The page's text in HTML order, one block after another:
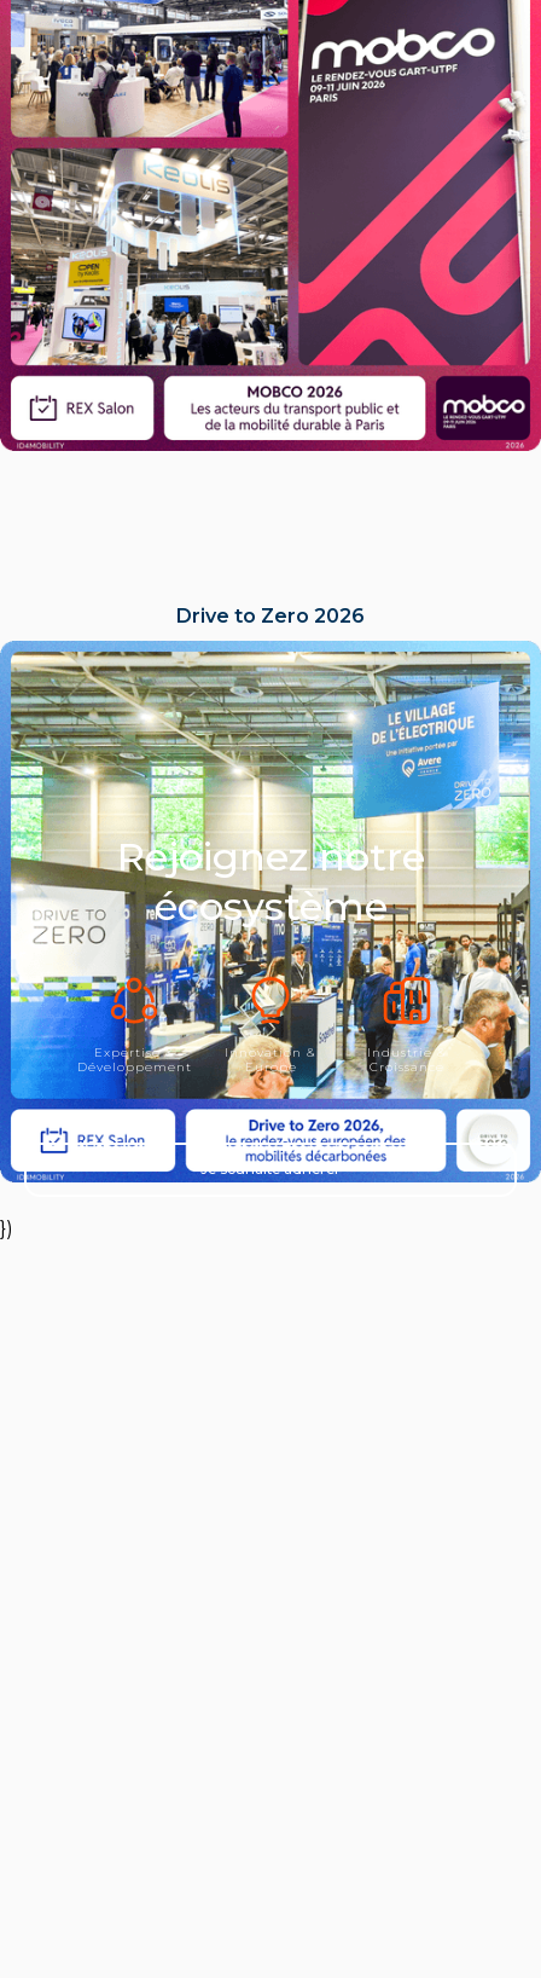
Drive to Zero 2026
LIRE L'ACTU
Rejoignez notre
écosystème
Expertise &
Développement
Innovation &
Europe
Industrie &
Croissance
Je souhaite adhérer
})